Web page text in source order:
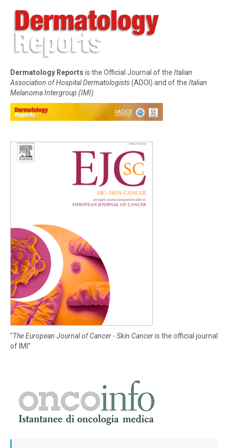
Dermatology Reports is the Official Journal of the Italian
Association of Hospital Dermatologists(ADOI) and of the Italian
Melanoma Intergroup (IMI).
"The European Journal of Cancer - Skin Canceris the official journal
of IMI"